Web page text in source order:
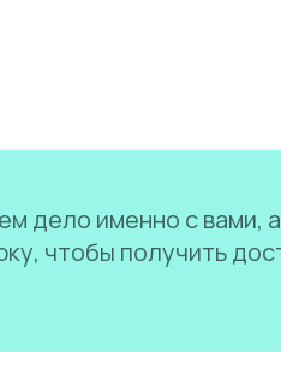
дело именно с вами,
чтобы получить